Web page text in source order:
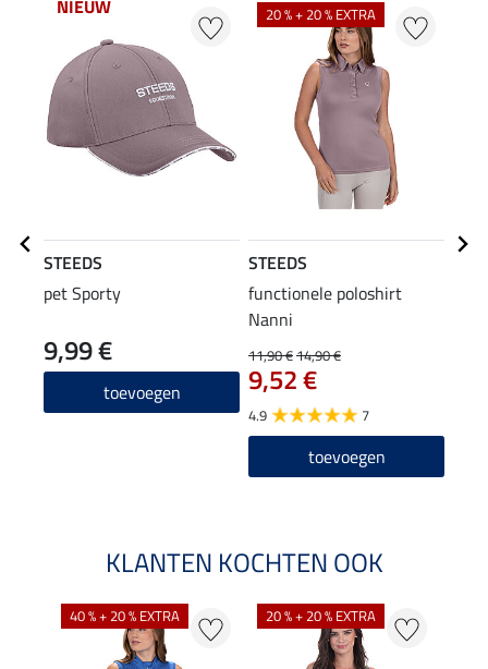
NIEUW
STEEDS
pet Sporty
9,99 €
toevoegen
20 % + 20 % EXTRA
STEEDS
functionele poloshirt
Nanni
11,90 €14,90 €
9,52 €
4.9 7
toevoegen
KLANTEN KOCHTEN OOK
40 % + 20 % EXTRA 20 % + 20 % EXTRA